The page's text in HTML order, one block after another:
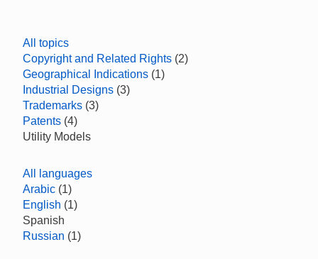
All topics
Copyright and Related Rights (2)
Geographical Indications (1)
Industrial Designs (3)
Trademarks (3)
Patents (4)
Utility Models
All languages
Arabic (1)
English (1)
Spanish
Russian (1)